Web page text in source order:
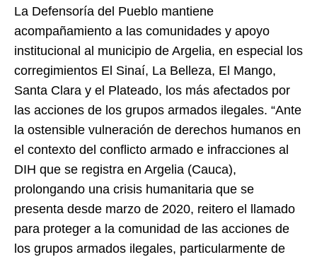
La Defensoría del Pueblo mantiene
acompañamiento a las comunidades y apoyo
institucional al municipio de Argelia, en especial los
corregimientos El Sinaí, La Belleza, El Mango,
Santa Clara y el Plateado, los más afectados por
las acciones de los grupos armados ilegales. “Ante
la ostensible vulneración de derechos humanos en
el contexto del conflicto armado e infracciones al
DIH que se registra en Argelia (Cauca),
prolongando una crisis humanitaria que se
presenta desde marzo de 2020, reitero el llamado
para proteger a la comunidad de las acciones de
los grupos armados ilegales, particularmente de